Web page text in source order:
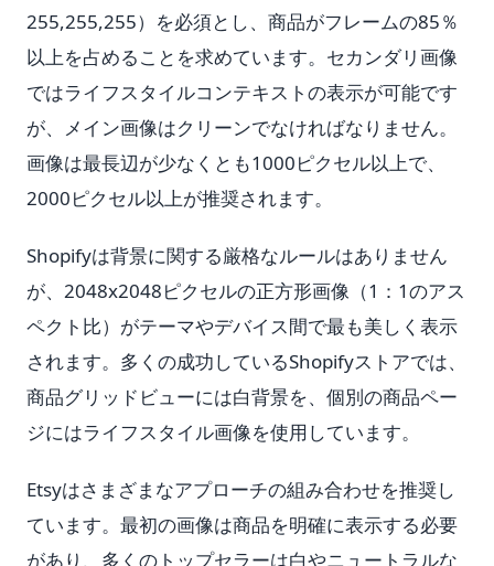
255,255,255）を必須とし、商品がフレームの85％
以上を占めることを求めています。セカンダリ画像
ではライフスタイルコンテキストの表示が可能です
が、メイン画像はクリーンでなければなりません。
画像は最長辺が少なくとも1000ピクセル以上で、
2000ピクセル以上が推奨されます。
Shopifyは背景に関する厳格なルールはありません
が、2048x2048ピクセルの正方形画像（1：1のアス
ペクト比）がテーマやデバイス間で最も美しく表示
されます。多くの成功しているShopifyストアでは、
商品グリッドビューには白背景を、個別の商品ペー
ジにはライフスタイル画像を使用しています。
Etsyはさまざまなアプローチの組み合わせを推奨し
ています。最初の画像は商品を明確に表示する必要
があり、多くのトップセラーは白やニュートラルな